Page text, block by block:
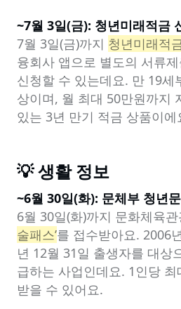
~7월 3일(금): 청년미래적금
7월 3일(금)까지 청년미래적
융회사 앱으로 별도의 서류
신청할 수 있는데요. 만 19세
상이며, 월 최대 50만원까지
있는 3년 만기 적금 상품이에
💡 생활 정보
~6월 30일(화): 문체부 청년
6월 30일(화)까지 문화체육관
술패스’를 접수받아요. 2006
년 12월 31일 출생자를 대상
급하는 사업인데요. 1인당
받을 수 있어요.